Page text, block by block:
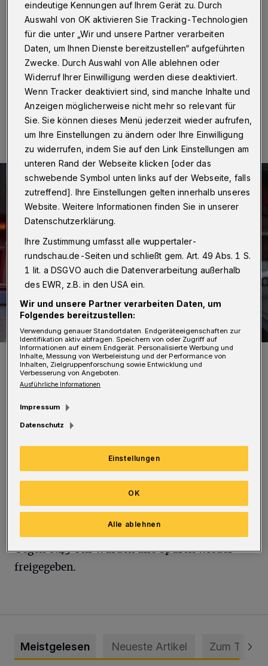
Wuppertal· Auf der A 1 ist am Freitag (21. Juli 2017)
ein Pkw mit einem Wohnwagen verunglückt. Der Vorfall
ereignete sich gegen 7 Uhr auf dem Abschnitt
zwischen dem Kreuz Nord und der Anschlussstelle
Langerfeld in Fahrtrichtung Köln.
21.07.2017 , 11:20 Uhr Eine Minute Lesezeit
Symbolfoto.
Foto: Christoph Petersen
Die Familie aus Lippstadt, die aus dem auf
der Seite liegenden Fahrzeug befreit wurde,
wurde mit leichten Verletzungen in ein
Krankenhaus gebracht. Der Verkehr staute sich
zeitweise mehrere Kilometer.
Gegen 8.45 Uhr wurden alle Spuren wieder
freigegeben.
Meistgelesen Neueste Artikel Zum Thema
eindeutige Kennungen auf Ihrem Gerät zu. Durch
Auswahl von OK aktivieren Sie Tracking-Technologien
für die unter „Wir und unsere Partner verarbeiten
Daten, um Ihnen Dienste bereitzustellen“ aufgeführten
Zwecke. Durch Auswahl von Alle ablehnen oder
Widerruf Ihrer Einwilligung werden diese deaktiviert.
Wenn Tracker deaktiviert sind, sind manche Inhalte und
Anzeigen möglicherweise nicht mehr so relevant für
Sie. Sie können dieses Menü jederzeit wieder aufrufen,
um Ihre Einstellungen zu ändern oder Ihre Einwilligung
zu widerrufen, indem Sie auf den Link Einstellungen am
unteren Rand der Webseite klicken [oder das
schwebende Symbol unten links auf der Webseite, falls
zutreffend]. Ihre Einstellungen gelten innerhalb unseres
Website. Weitere Informationen finden Sie in unserer
Datenschutzerklärung.
Ihre Zustimmung umfasst alle wuppertaler-
rundschau.de-Seiten und schließt gem. Art. 49 Abs. 1 S.
1 lit. a DSGVO auch die Datenverarbeitung außerhalb
des EWR, z.B. in den USA ein.
Wir und unsere Partner verarbeiten Daten, um
Folgendes bereitzustellen:
Verwendung genauer Standortdaten. Endgeräteeigenschaften zur
Identifikation aktiv abfragen. Speichern von oder Zugriff auf
Informationen auf einem Endgerät. Personalisierte Werbung und
Inhalte, Messung von Werbeleistung und der Performance von
Inhalten, Zielgruppenforschung sowie Entwicklung und
Verbesserung von Angeboten.
Ausführliche Informationen
Impressum
Datenschutz
Einstellungen
Alle ablehnen
OK